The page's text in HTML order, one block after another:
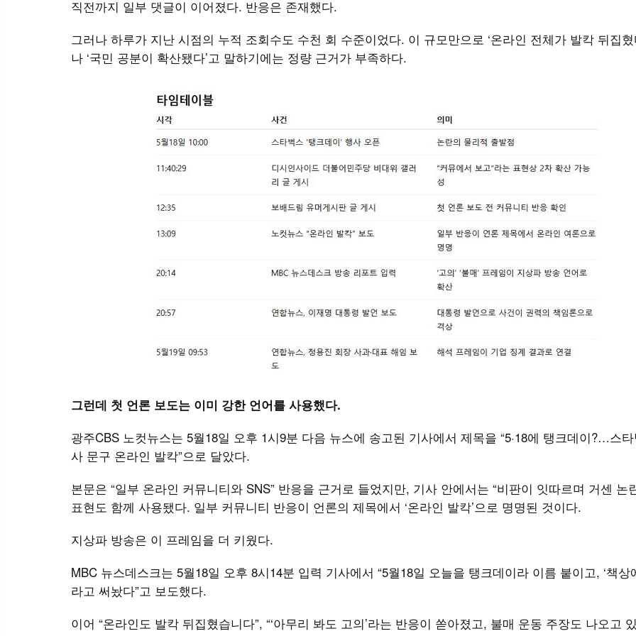
직전까지 일부 댓글이 이어졌다. 반응은 존재했다.
그러나 하루가 지난 시점의 누적 조회수도 수천 회 수준이었다. 이 규모만으로 ‘온라인 전체가 발칵 뒤집혔
나 ‘국민 공분이 확산됐다’고 말하기에는 정량 근거가 부족하다.
그런데 첫 언론 보도는 이미 강한 언어를 사용했다.
광주CBS 노컷뉴스는 5월18일 오후 1시9분 다음 뉴스에 송고된 기사에서 제목을 “5·18에 탱크데이?…스
사 문구 온라인 발칵”으로 달았다.
본문은 “일부 온라인 커뮤니티와 SNS” 반응을 근거로 들었지만, 기사 안에서는 “비판이 잇따르며 거센 논
표현도 함께 사용됐다. 일부 커뮤니티 반응이 언론의 제목에서 ‘온라인 발칵’으로 명명된 것이다.
지상파 방송은 이 프레임을 더 키웠다.
MBC 뉴스데스크는 5월18일 오후 8시14분 입력 기사에서 “5월18일 오늘을 탱크데이라 이름 붙이고, ‘책상
라고 써놨다”고 보도했다.
이어 “온라인도 발칵 뒤집혔습니다”, “‘아무리 봐도 고의’라는 반응이 쏟아졌고, 불매 운동 주장도 나오고